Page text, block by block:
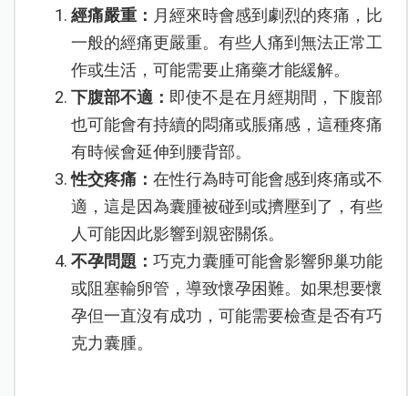
經痛嚴重： 月經來時會感到劇烈的疼痛，比
一般的經痛更嚴重。有些人痛到無法正常工
作或生活，可能需要止痛藥才能緩解。
下腹部不適： 即使不是在月經期間，下腹部
也可能會有持續的悶痛或脹痛感，這種疼痛
有時候會延伸到腰背部。
性交疼痛： 在性行為時可能會感到疼痛或不
適，這是因為囊腫被碰到或擠壓到了，有些
人可能因此影響到親密關係。
不孕問題： 巧克力囊腫可能會影響卵巢功能
或阻塞輸卵管，導致懷孕困難。如果想要懷
孕但一直沒有成功，可能需要檢查是否有巧
克力囊腫。